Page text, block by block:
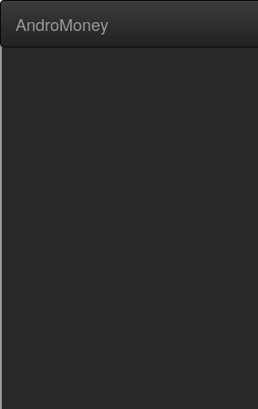
AndroMoney